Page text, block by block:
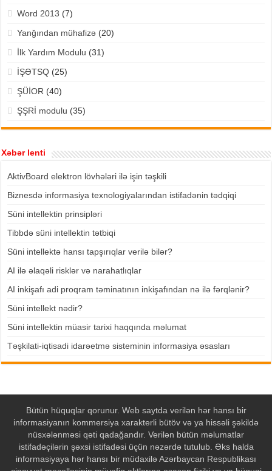
Word 2013 (7)
Yanğından mühafizə(20)
İlk Yardım Modulu (31)
İŞƏTSQ(25)
ŞÜİOR(40)
ŞŞRİ modulu (35)
Xəbər lenti
AktivBoard elektron lövhələri ilə işin təşkili
Biznesdə informasiya texnologiyalarından istifadənin tədqiqi
Süni intellektin prinsipləri
Tibbdə süni intellektin tətbiqi
Süni intellektə hansı tapşırıqlar verilə bilər?
AI ilə əlaqəli risklər və narahatlıqlar
AI inkişafı adi proqram təminatının inkişafından nə ilə fərqlənir?
Süni intellekt nədir?
Süni intellektin müasir tarixi haqqında məlumat
Təşkilati-iqtisadi idarəetmə sisteminin informasiya əsasları
Bütün hüquqlar qorunur. Web saytda verilən hər hansı bir
informasiyanın kommersiya xarakterli bütöv və ya hissəli şəkildə
nüsxələnməsi qəti qadağandır. Verilən bütün məlumatlar
istifadəçilərin şəxsi istifadəsi üçün nəzərdə tutulub. Əks halda
informasiyaya hər hansı bir müdaxilə Azərbaycan Respublikası